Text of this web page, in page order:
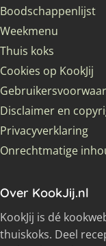
Boodschappenlijst
Weekmenu
Thuis koks
Cookies op KookJij
Disclaimer en
Privacyverklaring
Onrechtmatige
Over KookJij.nl
KookJij is dé
thuiskoks. Deel